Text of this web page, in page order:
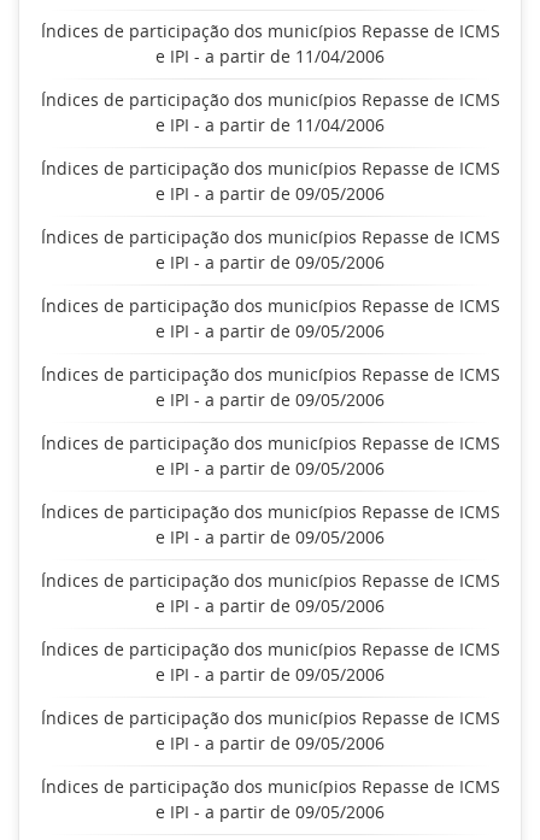
Índices de participação dos municípios Repasse de ICMS
e IPI - a partir de 11/04/2006
Índices de participação dos municípios Repasse de ICMS
e IPI - a partir de 11/04/2006
Índices de participação dos municípios Repasse de ICMS
e IPI - a partir de 09/05/2006
Índices de participação dos municípios Repasse de ICMS
e IPI - a partir de 09/05/2006
Índices de participação dos municípios Repasse de ICMS
e IPI - a partir de 09/05/2006
Índices de participação dos municípios Repasse de ICMS
e IPI - a partir de 09/05/2006
Índices de participação dos municípios Repasse de ICMS
e IPI - a partir de 09/05/2006
Índices de participação dos municípios Repasse de ICMS
e IPI - a partir de 09/05/2006
Índices de participação dos municípios Repasse de ICMS
e IPI - a partir de 09/05/2006
Índices de participação dos municípios Repasse de ICMS
e IPI - a partir de 09/05/2006
Índices de participação dos municípios Repasse de ICMS
e IPI - a partir de 09/05/2006
Índices de participação dos municípios Repasse de ICMS
e IPI - a partir de 09/05/2006